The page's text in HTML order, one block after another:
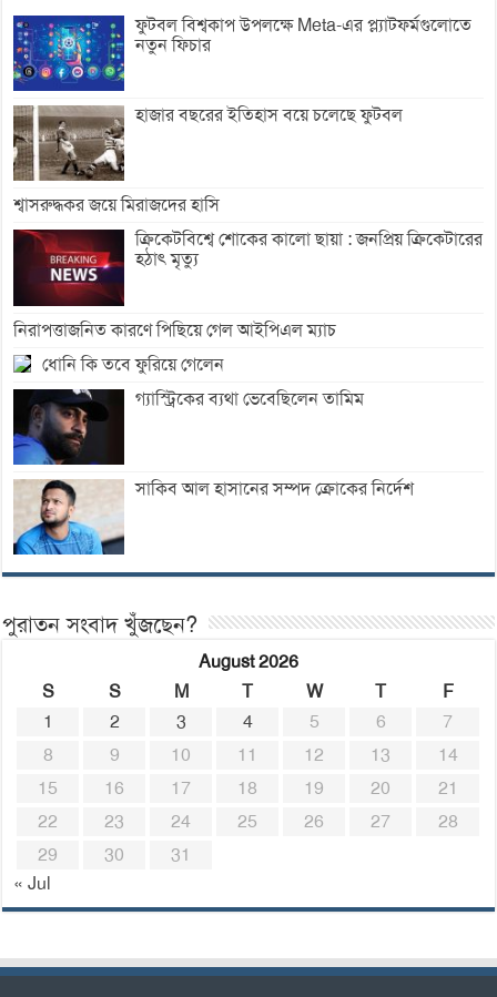
ফুটবল বিশ্বকাপ উপলক্ষে Meta-এর প্ল্যাটফর্মগুলোতে
নতুন ফিচার
হাজার বছরের ইতিহাস বয়ে চলেছে ফুটবল
শ্বাসরুদ্ধকর জয়ে মিরাজদের হাসি
ক্রিকেটবিশ্বে শোকের কালো ছায়া : জনপ্রিয় ক্রিকেটারের
হঠাৎ মৃত্যু
নিরাপত্তাজনিত কারণে পিছিয়ে গেল আইপিএল ম্যাচ
ধোনি কি তবে ফুরিয়ে গেলেন
গ্যাস্ট্রিকের ব্যথা ভেবেছিলেন তামিম
সাকিব আল হাসানের সম্পদ ক্রোকের নির্দেশ
পুরাতন সংবাদ খুঁজছেন?
August 2026
S
S M T W T
F
1
2 3 4 5 6
7
8
9 10 11 12 13
14
15
16 17 18 19 20
21
22
23 24 25 26 27
28
29
30
31
« Jul